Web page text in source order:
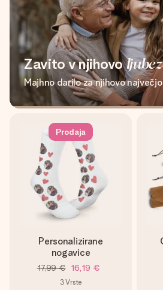
Zavito v njihovo
Majhno darilo za njihovo
Prodaja
Personalizirane
nogavice
17,99 € 16,19 €
3Vrste